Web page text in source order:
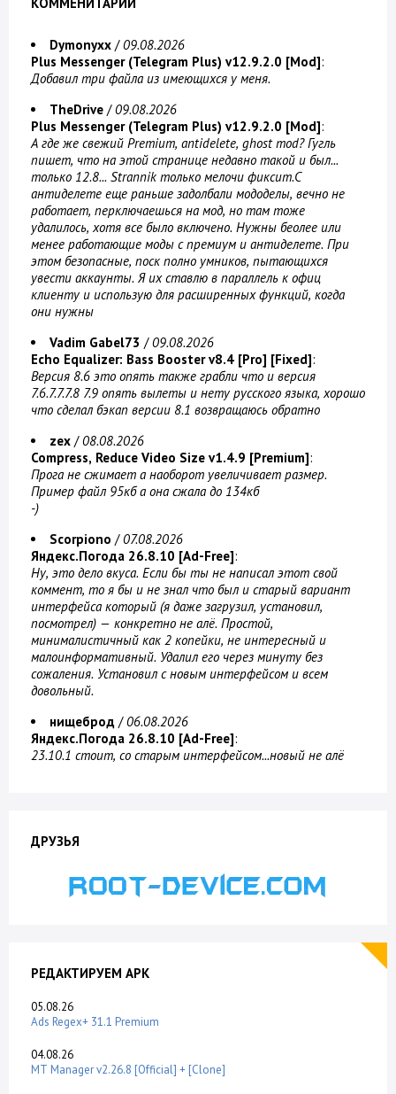
Dymonyxx /09.08.2026
Plus Messenger (Telegram Plus) v12.9.2.0 [Mod]:
Добавил три файла из имеющихся у меня.
TheDrive /09.08.2026
Plus Messenger (Telegram Plus) v12.9.2.0 [Mod]:
А где же свежий Premium, antidelete, ghost mod? Гугль
пишет, что на этой странице недавно такой и был...
только 12.8... Strannik только мелочи фиксит.С
антиделете еще раньше задолбали мододелы, вечно не
работает, перключаешься на мод, но там тоже
удалилось, хотя все было включено. Нужны беолее или
менее работающие моды с премиум и антиделете. При
этом безопасные, поск полно умников, пытающихся
увести аккаунты. Я их ставлю в параллель к офиц
клиенту и использую для расширенных функций, когда
они нужны
Vadim Gabel73 /09.08.2026
Echo Equalizer: Bass Booster v8.4 [Pro] [Fixed]:
Версия 8.6 это опять также грабли что и версия
7.6.7.7.7.8 7.9 опять вылеты и нету русского языка, хорошо
что сделал бэкап версии 8.1 возвращаюсь обратно
zex /08.08.2026
Compress, Reduce Video Size v1.4.9 [Premium]:
Прога не сжимает а наоборот увеличивает размер.
Пример файл 95кб а она сжала до 134кб
-)
Scorpiono /07.08.2026
Яндекс.Погода 26.8.10 [Ad-Free]:
Ну, это дело вкуса. Если бы ты не написал этот свой
коммент, то я бы и не знал что был и старый вариант
интерфейса который (я даже загрузил, установил,
посмотрел) — конкретно не алё. Простой,
минималистичный как 2 копейки, не интересный и
малоинформативный. Удалил его через минуту без
сожаления. Установил с новым интерфейсом и всем
довольный.
нищеброд /06.08.2026
Яндекс.Погода 26.8.10 [Ad-Free]:
23.10.1 стоит, со старым интерфейсом...новый не алё
ДРУЗЬЯ
РЕДАКТИРУЕМ APK
05.08.26
Ads Regex+ 31.1 Premium
04.08.26
MT Manager v2.26.8 [Official] + [Clone]